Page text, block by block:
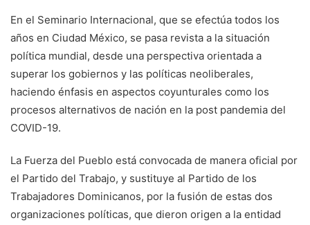
En el Seminario Internacional, que se efectúa todos los
años en Ciudad México, se pasa revista a la situación
política mundial, desde una perspectiva orientada a
superar los gobiernos y las políticas neoliberales,
haciendo énfasis en aspectos coyunturales como los
procesos alternativos de nación en la post pandemia del
COVID-19.
La Fuerza del Pueblo está convocada de manera oficial por
el Partido del Trabajo, y sustituye al Partido de los
Trabajadores Dominicanos, por la fusión de estas dos
organizaciones políticas, que dieron origen a la entidad